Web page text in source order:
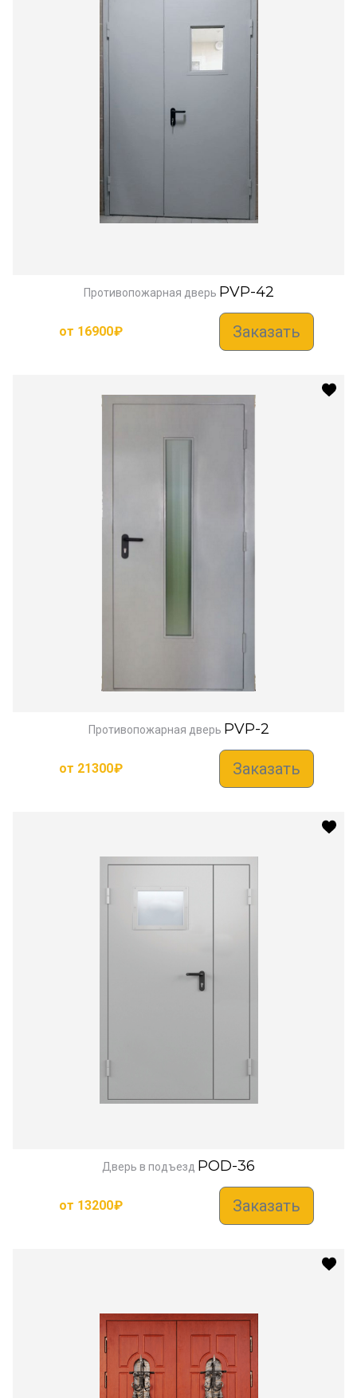
Противопожарная дверь PVP-42
от 16900₽ Заказать
Противопожарная дверь PVP-2
от 21300₽ Заказать
Дверь в подъезд POD-36
от 13200₽ Заказать